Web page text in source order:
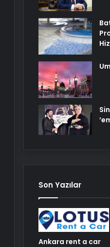
Son Yazılar
Ankara rent a car